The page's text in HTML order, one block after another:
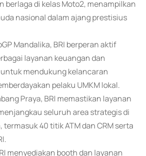
berlaga di kelas Moto2, menampilkan
nasional dalam ajang prestisius
Mandalika, BRI berperan aktif
layanan keuangan dan
mendukung kelancaran
pelaku UMKM lokal.
Praya, BRI memastikan layanan
seluruh area strategis di
termasuk 40 titik ATM dan CRM serta
menyediakan booth dan layanan